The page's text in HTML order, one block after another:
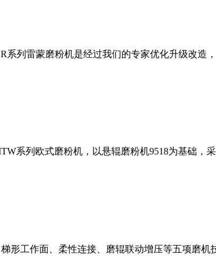
列雷蒙磨粉机是经过我们的专家优化升级改造
系列欧式磨粉机，以悬辊磨粉机9518为基础，
形工作面、柔性连接、磨辊联动增压等五项磨机